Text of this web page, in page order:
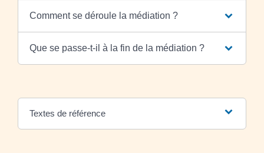
Comment se déroule la médiation ?
Que se passe-t-il à la fin de la médiation ?
Textes de référence